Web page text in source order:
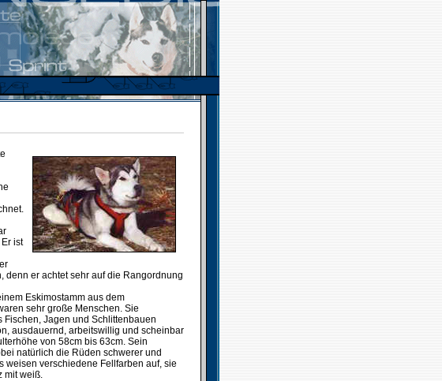
ist
denn er achtet sehr auf die Rangordnung
Eskimostamm aus dem
sehr große Menschen. Sie
Jagen und Schlittenbauen
ausdauernd, arbeitswillig und scheinbar
von 58cm bis 63cm. Sein
natürlich die Rüden schwerer und
weisen verschiedene Fellfarben auf, sie
mit weiß.